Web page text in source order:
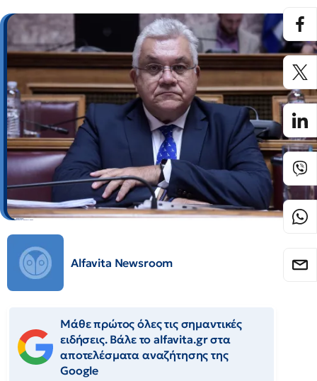
Alfavita Newsroom
Μάθε πρώτος όλες τις σημαντικές
ειδήσεις. Βάλε το alfavita.gr στα
αποτελέσματα αναζήτησης της
Google